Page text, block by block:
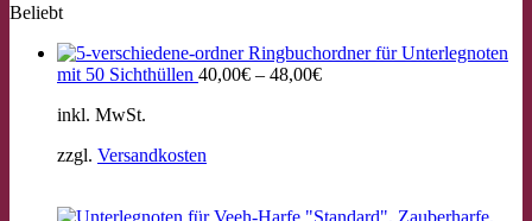
Beliebt
Ringbuchordner für Unterlegnoten
mit 50 Sichthüllen 40,00€ – 48,00€
inkl. MwSt.
zzgl. Versandkosten